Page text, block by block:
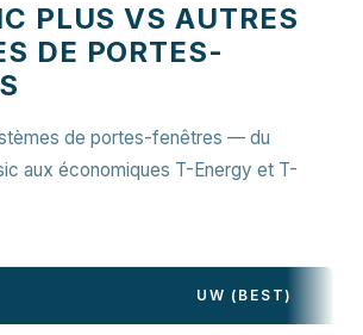
PLUS VS AUTRES
DE PORTES-
de portes-fenêtres — du
aux économiques T-Energy et T-
UW (BEST)